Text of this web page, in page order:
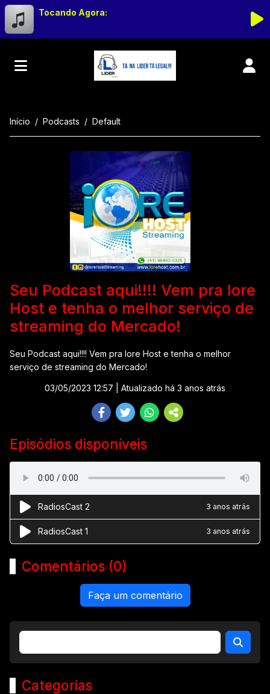
Tocando Agora:
Início Podcasts Default
Seu Podcast aqui!!!! Vem pra Iore
Host e tenha o melhor serviço de
streaming do Mercado!
Seu Podcast aqui!!!! Vem pra Iore Host e tenha o melhor
serviço de streaming do Mercado!
03/05/2023 12:57 | Atualizado há 3 anos atrás
Episódios disponíveis
RadiosCast 2 3 anos atrás
RadiosCast 1 3 anos atrás
Comentários (0)
Faça um comentário
Categorias